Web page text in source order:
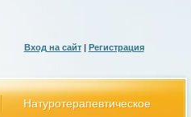
Вход на сайт | Регистрация
Натуротерапевтическое